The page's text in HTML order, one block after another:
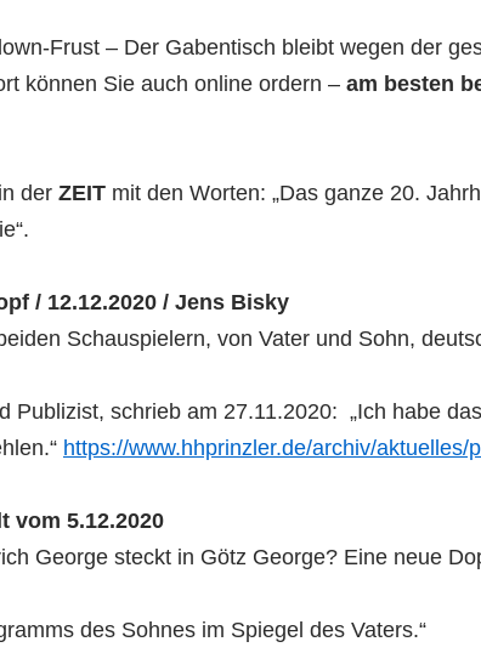
Frust – Der Gabentisch bleibt wegen der
können Sie auch online ordern – am besten
der ZEIT mit den Worten: „Das ganze 20.
/ 12.12.2020 / Jens Bisky
Schauspielern, von Vater und Sohn,
Publizist, schrieb am 27.11.2020: „Ich habe
https://www.hhprinzler.de/archiv/aktuelles/
vom 5.12.2020
George steckt in Götz George? Eine neue
des Sohnes im Spiegel des Vaters.“